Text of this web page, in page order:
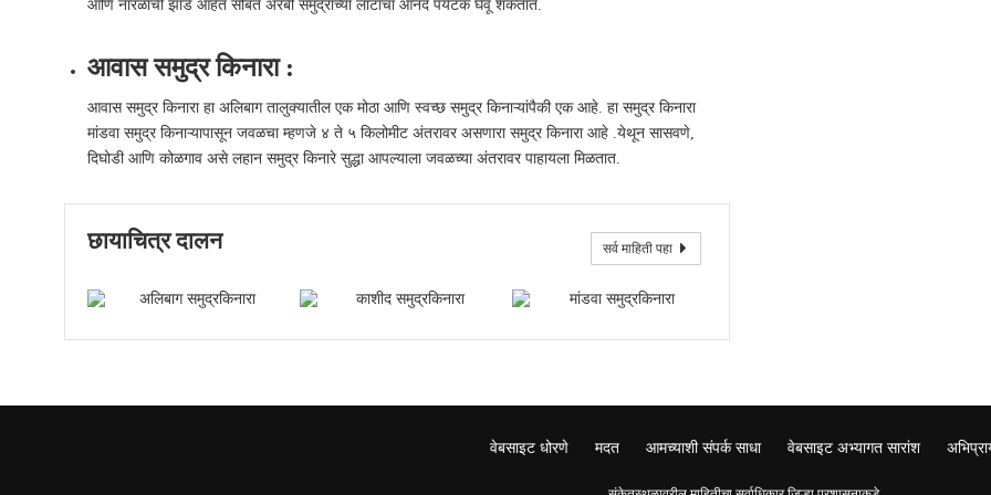
आणि नारळाची झाडे आहेत सोबत अरबी समुद्राच्या लाटांचा आनंद पर्यटक घेवू शकतात.
आवास समुद्र किनारा :
आवास समुद्र किनारा हा अलिबाग तालुक्यातील एक मोठा आणि स्वच्छ समुद्र किनाऱ्यांपैकी एक आहे. हा समुद्र किनारा
मांडवा समुद्र किनाऱ्यापासून जवळचा म्हणजे ४ ते ५ किलोमीट अंतरावर असणारा समुद्र किनारा आहे .येथून सासवणे,
दिघोडी आणि कोळगाव असे लहान समुद्र किनारे सुद्धा आपल्याला जवळच्या अंतरावर पाहायला मिळतात.
छायाचित्र दालन सर्व माहिती पहा
वेबसाइट धोरणे मदत आमच्याशी संपर्क साधा वेबसाइट अभ्यागत सारांश